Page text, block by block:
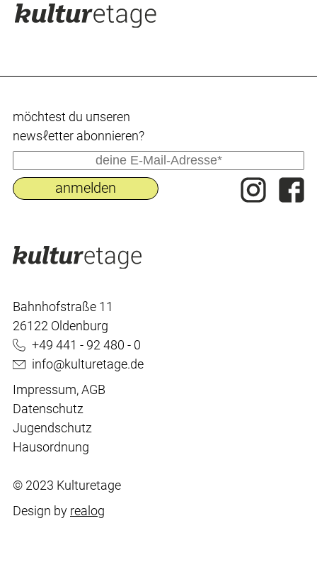
Bahnhofstraße 11
26122 Oldenburg
+49 441 - 92 480 - 0
info@kulturetage.de
Impressum,AGB
Datenschutz
Jugendschutz
Hausordnung
© 2023 Kulturetage
Design by realog
möchtest du uпseren
newsℓetter abonnieren?